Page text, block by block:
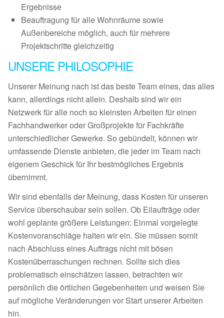
Ergebnisse
Beauftragung für alle Wohnräume sowie
Außenbereiche möglich, auch für mehrere
Projektschritte gleichzeitig
UNSERE PHILOSOPHIE
Unserer Meinung nach ist das beste Team eines, das alles
kann, allerdings nicht allein. Deshalb sind wir ein
Netzwerk für alle noch so kleinsten Arbeiten für einen
Fachhandwerker oder Großprojekte für Fachkräfte
unterschiedlicher Gewerke. So gebündelt, können wir
umfassende Dienste anbieten, die jeder im Team nach
eigenem Geschick für Ihr bestmögliches Ergebnis
übernimmt.
Wir sind ebenfalls der Meinung, dass Kosten für unseren
Service überschaubar sein sollen. Ob Eilaufträge oder
wohl geplante größere Leistungen: Einmal vorgelegte
Kostenvoranschläge halten wir ein. Sie müssen somit
nach Abschluss eines Auftrags nicht mit bösen
Kostenüberraschungen rechnen. Sollte sich dies
problematisch einschätzen lassen, betrachten wir
persönlich die örtlichen Gegebenheiten und weisen Sie
auf mögliche Veränderungen vor Start unserer Arbeiten
hin.